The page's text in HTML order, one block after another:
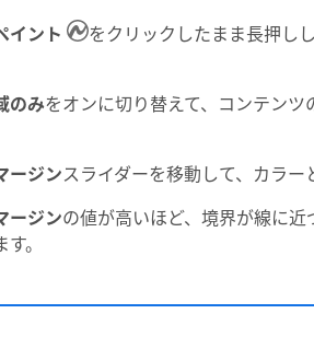
イント をクリックしたまま長押しし
のみをオンに切り替えて、コンテンツ
ージンスライダーを移動して、 カラー
ージンの値が高いほど、境界が線に
。